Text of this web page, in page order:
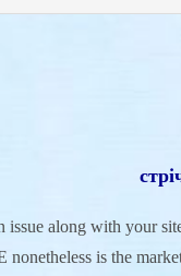
issue along with your
nonetheless is the